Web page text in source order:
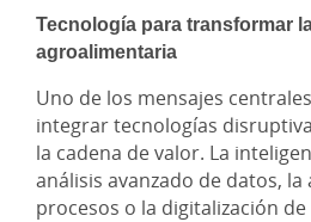
Tecnología para transformar
agroalimentaria
Uno de los mensajes
integrar tecnologías
la cadena de valor. La
análisis avanzado de datos,
procesos o la digitalización de